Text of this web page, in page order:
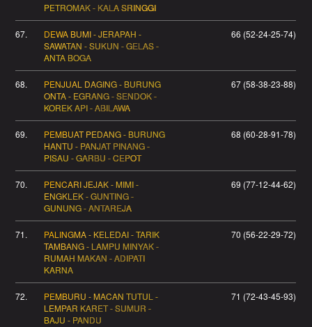
PETROMAK - KALA SRINGGI
67.
DEWA BUMI - JERAPAH -
SAWATAN - SUKUN - GELAS -
ANTA BOGA
66 (52-24-25-74)
68.
PENJUAL DAGING - BURUNG
ONTA - EGRANG - SENDOK -
KOREK API - ABILAWA
67 (58-38-23-88)
69.
PEMBUAT PEDANG - BURUNG
HANTU - PANJAT PINANG -
PISAU - GARBU - CEPOT
68 (60-28-91-78)
70.
PENCARI JEJAK - MIMI -
ENGKLEK - GUNTING -
GUNUNG - ANTAREJA
69 (77-12-44-62)
71.
PALINGMA - KELEDAI - TARIK
TAMBANG - LAMPU MINYAK -
RUMAH MAKAN - ADIPATI
KARNA
70 (56-22-29-72)
72.
PEMBURU - MACAN TUTUL -
LEMPAR KARET - SUMUR -
BAJU - PANDU
71 (72-43-45-93)